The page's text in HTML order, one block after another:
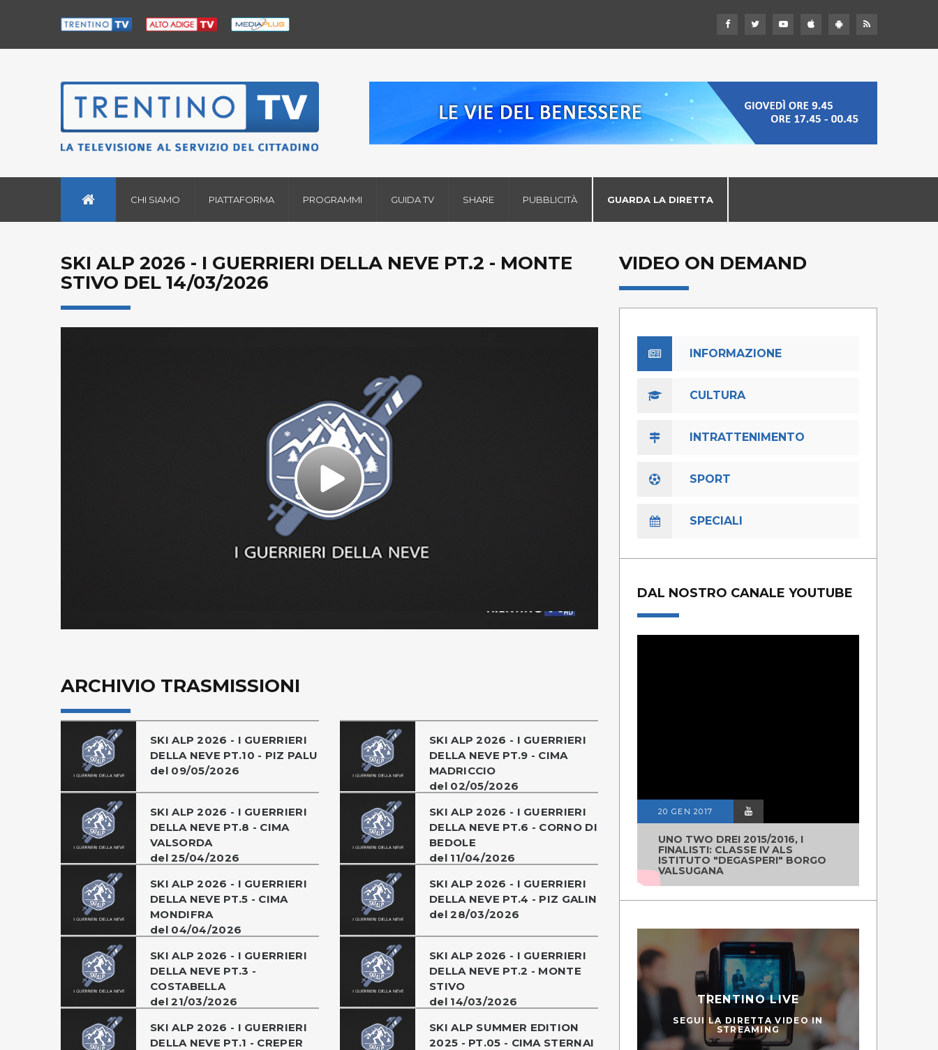
CHI SIAMO PIATTAFORMA PROGRAMMI GUIDA TV SHARE PUBBLICITÀ GUARDA LA DIRETTA
SKI ALP 2026 - I GUERRIERI DELLA NEVE PT.2 - MONTE
STIVO DEL 14/03/2026
Play
Video
ARCHIVIO TRASMISSIONI
SKI ALP 2026 - I GUERRIERI
DELLA NEVE PT.10 - PIZ PALU
del 09/05/2026
SKI ALP 2026 - I GUERRIERI
DELLA NEVE PT.9 - CIMA
MADRICCIO
del 02/05/2026
SKI ALP 2026 - I GUERRIERI
DELLA NEVE PT.8 - CIMA
VALSORDA
del 25/04/2026
SKI ALP 2026 - I GUERRIERI
DELLA NEVE PT.6 - CORNO DI
BEDOLE
del 11/04/2026
SKI ALP 2026 - I GUERRIERI
DELLA NEVE PT.5 - CIMA
MONDIFRA
del 04/04/2026
SKI ALP 2026 - I GUERRIERI
DELLA NEVE PT.4 - PIZ GALIN
del 28/03/2026
SKI ALP 2026 - I GUERRIERI
DELLA NEVE PT.3 -
COSTABELLA
del 21/03/2026
SKI ALP 2026 - I GUERRIERI
DELLA NEVE PT.2 - MONTE
STIVO
del 14/03/2026
SKI ALP 2026 - I GUERRIERI
DELLA NEVE PT.1 - CREPER
SKI ALP SUMMER EDITION
2025 - PT.05 - CIMA STERNAI
VIDEO ON DEMAND
INFORMAZIONE
CULTURA
INTRATTENIMENTO
SPORT
SPECIALI
DAL NOSTRO CANALE YOUTUBE
20 GEN 2017
UNO TWO DREI 2015/2016, I
FINALISTI: CLASSE IV ALS
ISTITUTO "DEGASPERI" BORGO
VALSUGANA
TRENTINO LIVE
SEGUI LA DIRETTA VIDEO IN
STREAMING